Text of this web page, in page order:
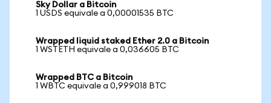
Sky Dollar a Bitcoin
1 USDS equivale a 0,00001535 BTC
Wrapped liquid staked Ether 2.0 a Bitcoin
1 WSTETH equivale a 0,036605 BTC
Wrapped BTC a Bitcoin
1 WBTC equivale a 0,999018 BTC